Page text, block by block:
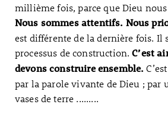
millième fois, parce que Dieu
Nous sommes attentifs. Nous
est différente de la dernière fois. Il
processus de construction.C’est
devons construire ensemble.
par la parole vivante de Dieu ; par
vases de terre .........